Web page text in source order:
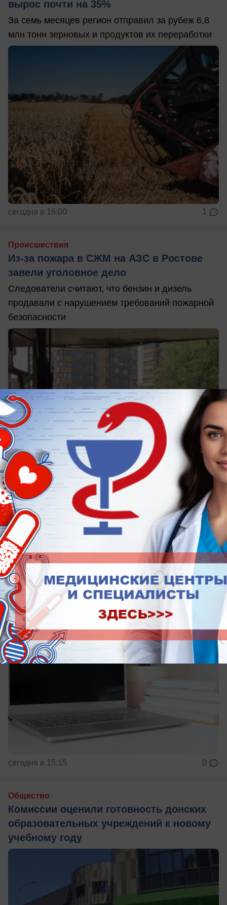
вырос почти на 35%
За семь месяцев регион отправил за рубеж 6,8
млн тонн зерновых и продуктов их переработки
сегодня в 16:00 1
Происшествия
Из-за пожара в СЖМ на АЗС в Ростове
завели уголовное дело
Следователи считают, что бензин и дизель
продавали с нарушением требований пожарной
безопасности
сегодня в 15:30 0
Общество
Ростовскую новостройку подключили к
высокоскоростному интернету
Воспользоваться услугой могут более 1300
квартир
сегодня в 15:15 0
Общество
Комиссии оценили готовность донских
образовательных учреждений к новому
учебному году